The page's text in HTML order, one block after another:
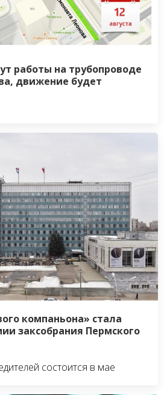
работы на трубопроводе
движение будет
компаньона» стала
заксобрания Пермского
состоится в мае